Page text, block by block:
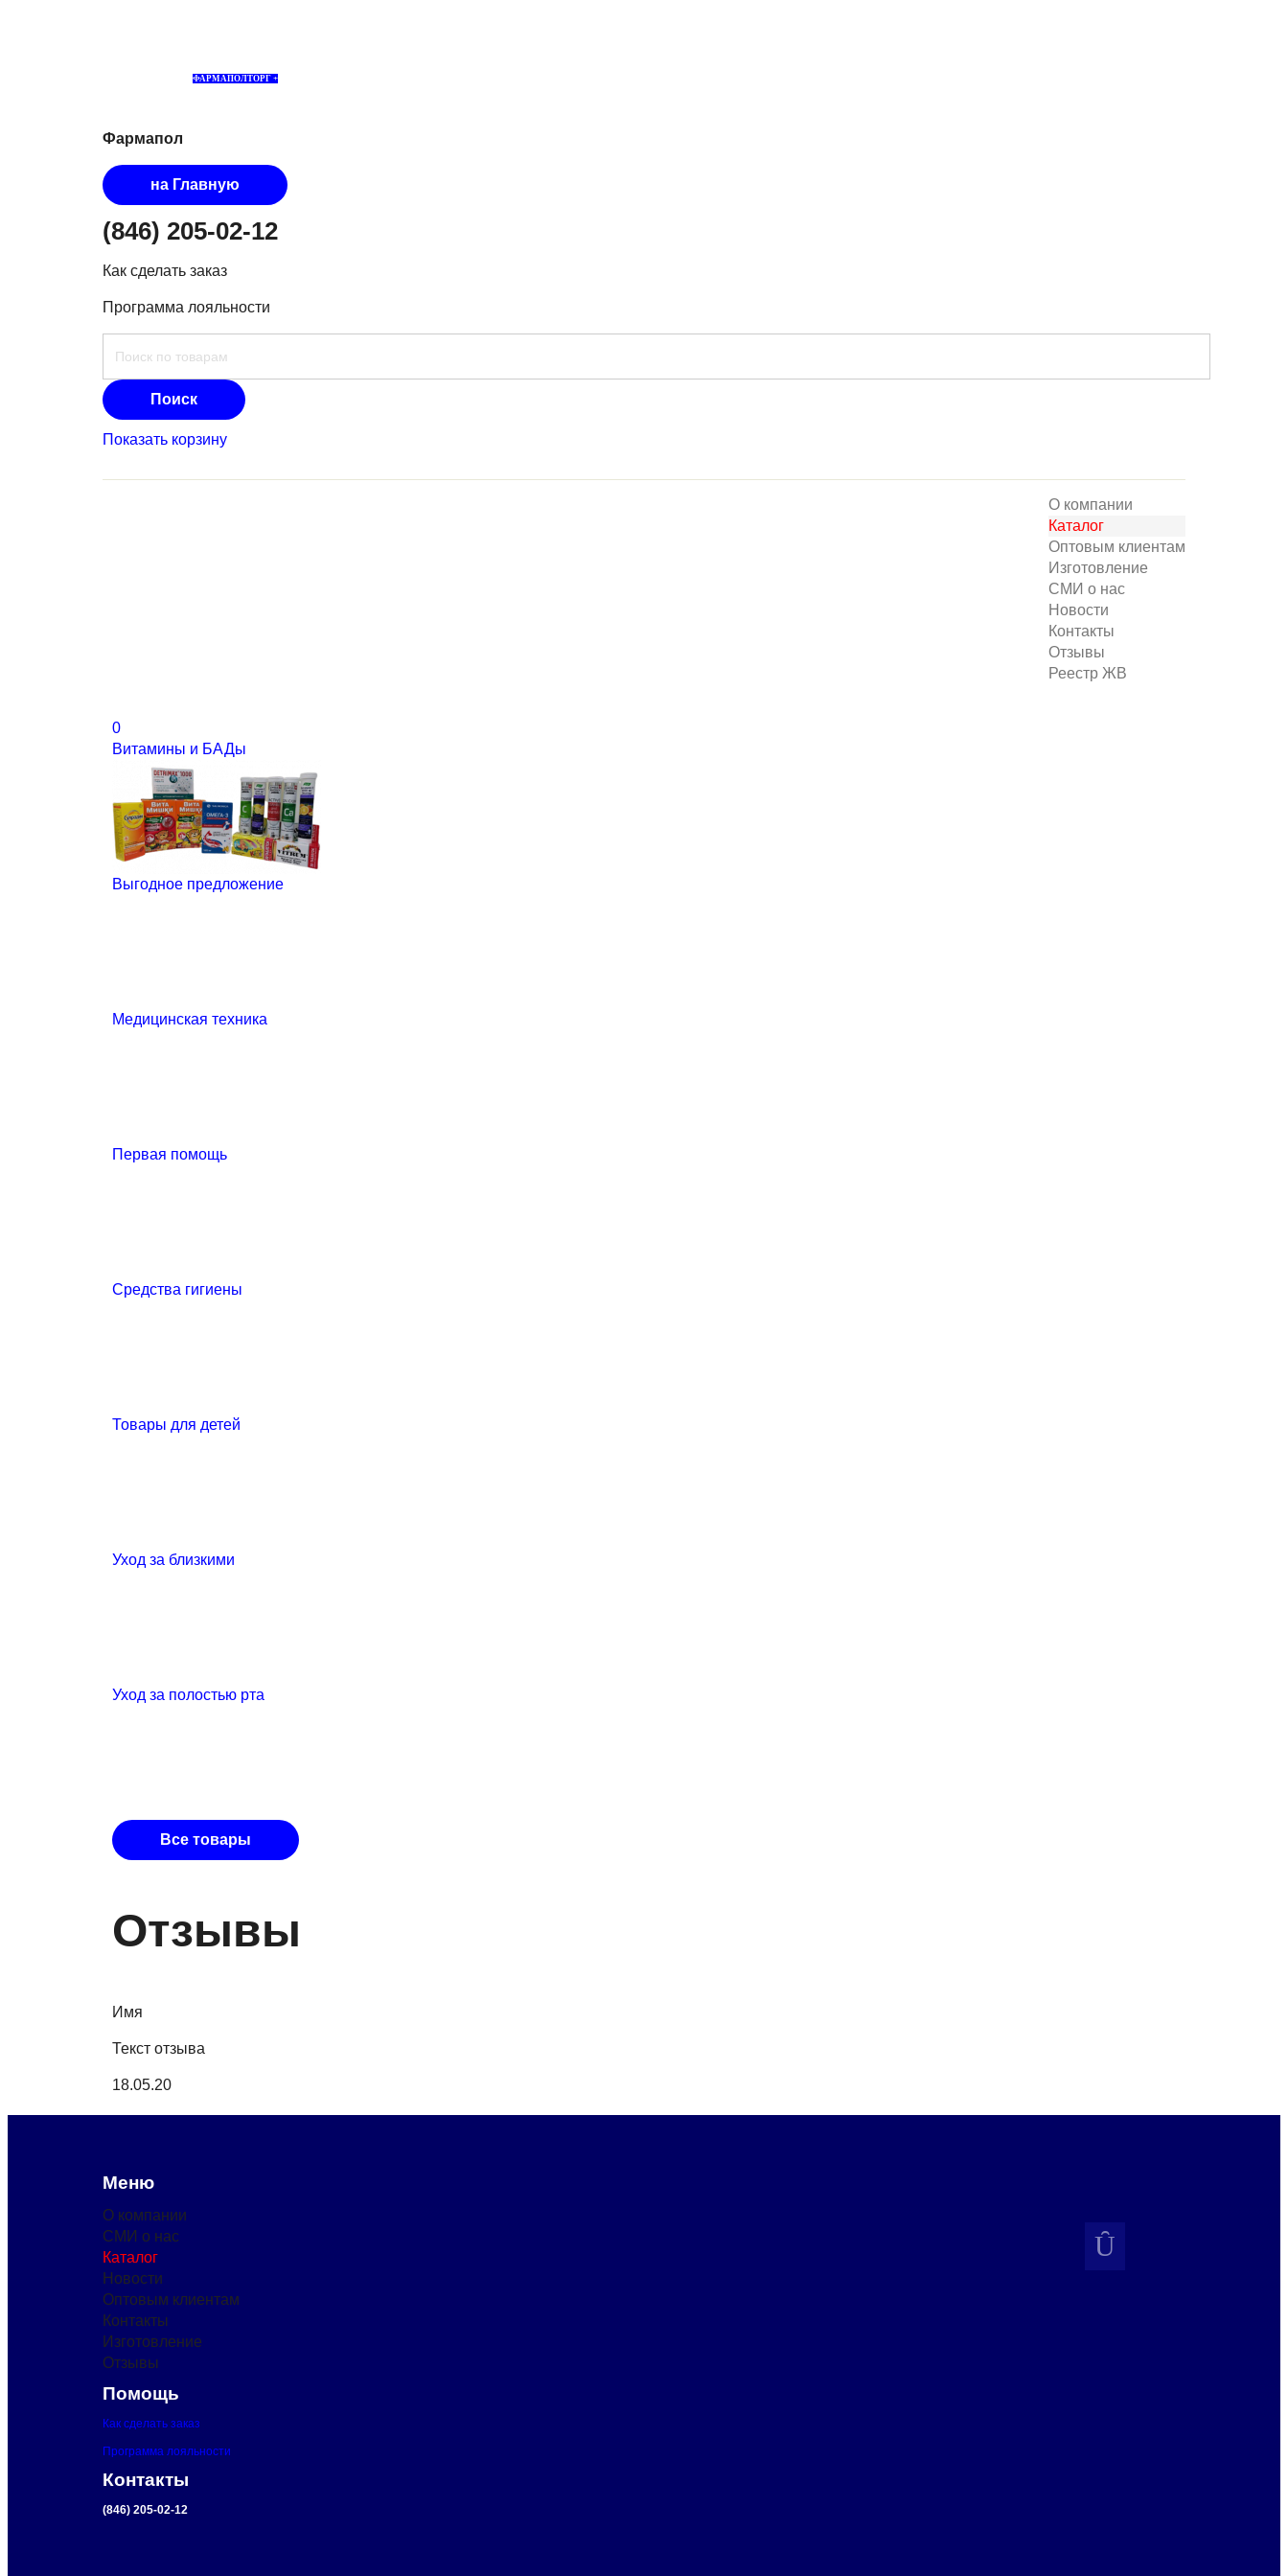
ФАРМАПОЛТОРГ +
Фармапол
на Главную
(846) 205-02-12
Как сделать заказ
Программа лояльности
Показать корзину
О компании
Каталог
Оптовым клиентам
Изготовление
СМИ о нас
Новости
Контакты
Отзывы
Реестр ЖВ
0
Витамины и БАДы
Выгодное предложение
Медицинская техника
Первая помощь
Средства гигиены
Товары для детей
Уход за близкими
Уход за полостью рта
Все товары
Отзывы
Имя
Текст отзыва
18.05.20
Меню
О компании
СМИ о нас
Каталог
Новости
Оптовым клиентам
Контакты
Изготовление
Отзывы
Помощь
Как сделать заказ
Программа лояльности
Контакты
(846) 205-02-12